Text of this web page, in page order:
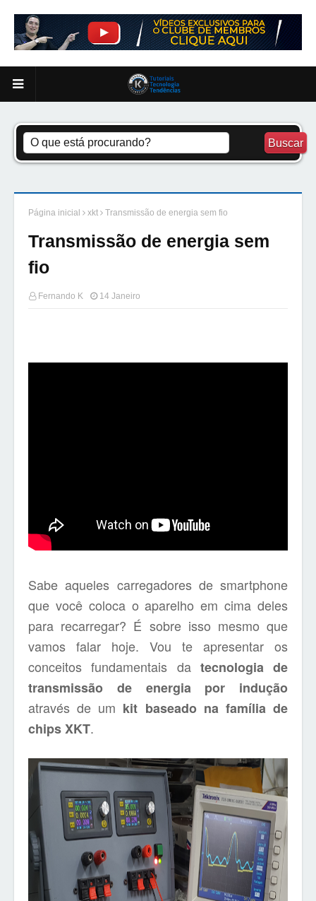
Página inicial xkt Transmissão de energia sem fio
Transmissão de energia sem
fio
Fernando K 14 Janeiro
Sabe aqueles carregadores de smartphone
que você coloca o aparelho em cima deles
para recarregar? É sobre isso mesmo que
vamos falar hoje. Vou te apresentar os
conceitos fundamentais da tecnologia de
transmissão de energia por indução
através de um kit baseado na família de
chips XKT.